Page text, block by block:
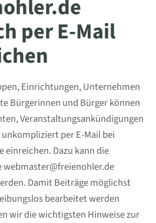
per E-Mail
Einrichtungen, Unternehmen
Bürgerinnen und Bürger können
Veranstaltungsankündigungen
per E-Mail bei
einreichen. Dazu kann die
webmaster@freienohler.de
Damit Beiträge möglichst
bearbeitet werden
wir die wichtigsten Hinweise zur